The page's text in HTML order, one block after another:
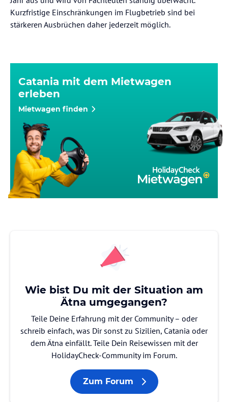
Kurzfristige Einschränkungen im Flugbetrieb sind bei
stärkeren Ausbrüchen daher jederzeit möglich.
Catania mit dem Mietwagen
erleben
Mietwagen finden
Wie bist Du mit der Situation am
Ätna umgegangen?
Teile Deine Erfahrung mit der Community – oder
schreib einfach, was Dir sonst zu Sizilien, Catania oder
dem Ätna einfällt. Teile Dein Reisewissen mit der
HolidayCheck-Community im Forum.
Zum Forum